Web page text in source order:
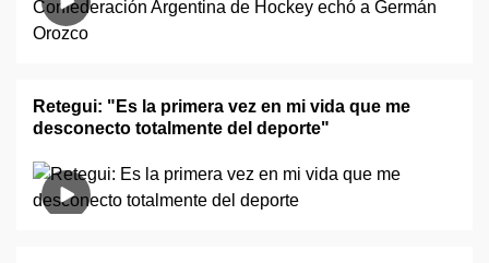
Retegui: "Es la primera vez en mi vida que me
desconecto totalmente del deporte"